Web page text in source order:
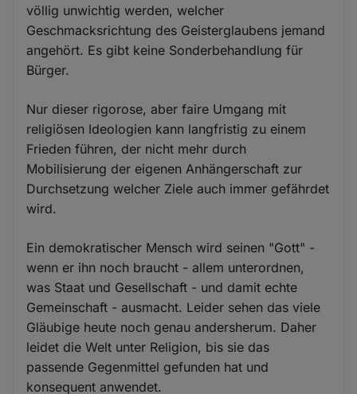
völlig unwichtig werden, welcher
Geschmacksrichtung des Geisterglaubens jemand
angehört. Es gibt keine Sonderbehandlung für
Bürger.
Nur dieser rigorose, aber faire Umgang mit
religiösen Ideologien kann langfristig zu einem
Frieden führen, der nicht mehr durch
Mobilisierung der eigenen Anhängerschaft zur
Durchsetzung welcher Ziele auch immer gefährdet
wird.
Ein demokratischer Mensch wird seinen "Gott" -
wenn er ihn noch braucht - allem unterordnen,
was Staat und Gesellschaft - und damit echte
Gemeinschaft - ausmacht. Leider sehen das viele
Gläubige heute noch genau andersherum. Daher
leidet die Welt unter Religion, bis sie das
passende Gegenmittel gefunden hat und
konsequent anwendet.